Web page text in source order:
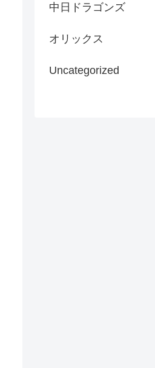
中日ドラゴンズ
オリックス
Uncategorized